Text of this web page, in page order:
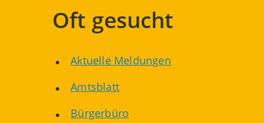
Oft gesucht
Aktuelle Meldungen
Amtsblatt
Bürgerbüro